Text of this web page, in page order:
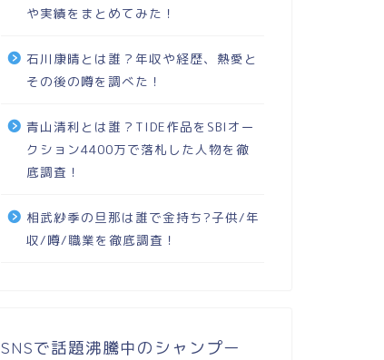
や実績をまとめてみた！
石川康晴とは誰？年収や経歴、熱愛と
その後の噂を調べた！
青山清利とは誰？TIDE作品をSBIオー
クション4400万で落札した人物を徹
底調査！
相武紗季の旦那は誰で金持ち?子供/年
収/噂/職業を徹底調査！
SNSで話題沸騰中のシャンプー